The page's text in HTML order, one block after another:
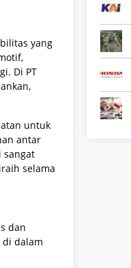
yang
Di PT
untuk
antar
sangat
selama
dan
dalam